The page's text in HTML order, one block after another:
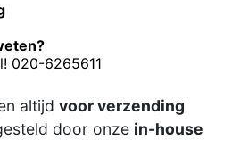
020-6265611
altijd voor verzending
door onze in-house